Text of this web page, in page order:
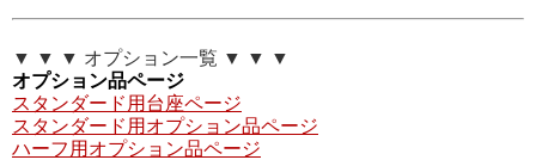
▼ ▼ ▼ オプション一覧 ▼ ▼ ▼
オプション品ページ
スタンダード用台座ページ
スタンダード用オプション品ページ
ハーフ用オプション品ページ